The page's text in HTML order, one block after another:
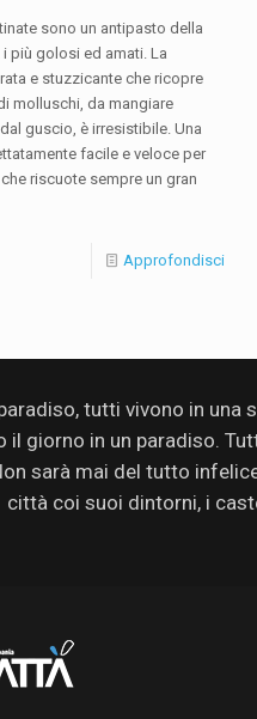
sono un antipasto della
più golosi ed amati. La
e stuzzicante che ricopre
molluschi, da mangiare
guscio, è irresistibile. Una
facile e veloce per
riscuote sempre un gran
Approfondisci
tutti vivono in una
il giorno in un paradiso.
sarà mai del tutto
città coi suoi dintorni, i